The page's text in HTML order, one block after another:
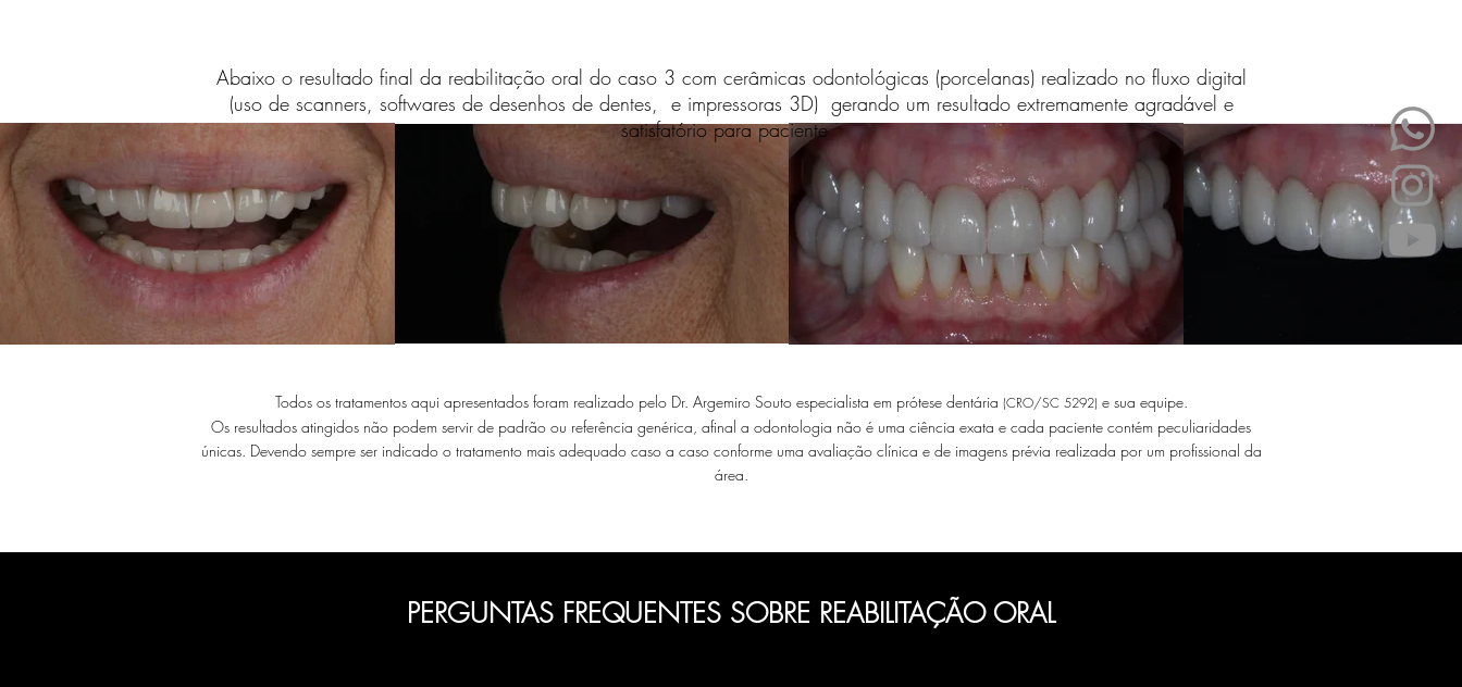
Abaixo o resultado final da reabilitação oral do caso 3 com cerâmicas odontológicas (porcelanas) realizado no fluxo digital
(uso de scanners, softwares de desenhos de dentes, e impressoras 3D) gerando um resultado extremamente agradável e
satisfatório para paciente
Todos os tratamentos aqui apresentados foram realizado pelo Dr. Argemiro Souto especialista em prótese dentária (CRO/SC 5292) e sua equipe.
Os resultados atingidos não podem servir de padrão ou referência genérica, afinal a odontologia não é uma ciência exata e cada paciente contém peculiaridades
únicas. Devendo sempre ser indicado o tratamento mais adequado caso a caso conforme uma avaliação clínica e de imagens prévia realizada por um profissional da
área.
PERGUNTAS FREQUENTES SOBRE REABILITAÇÃO ORAL